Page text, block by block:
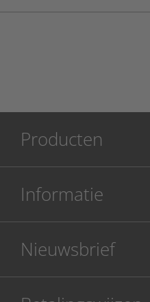
Producten
Informatie
Nieuwsbrief